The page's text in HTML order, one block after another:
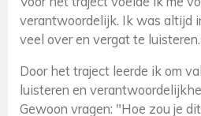
verantwoordelijk. Ik was altijd
veel over en vergat te luisteren.
Door het traject leerde ik om
luisteren en
Gewoon vragen: "Hoe zou je